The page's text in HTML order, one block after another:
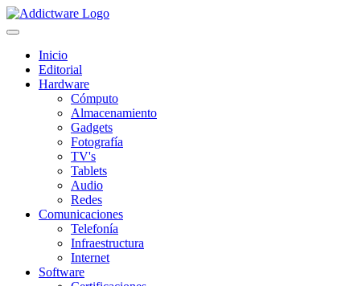
Inicio
Editorial
Hardware
Cómputo
Almacenamiento
Gadgets
Fotografía
TV's
Tablets
Audio
Redes
Comunicaciones
Telefonía
Infraestructura
Internet
Software